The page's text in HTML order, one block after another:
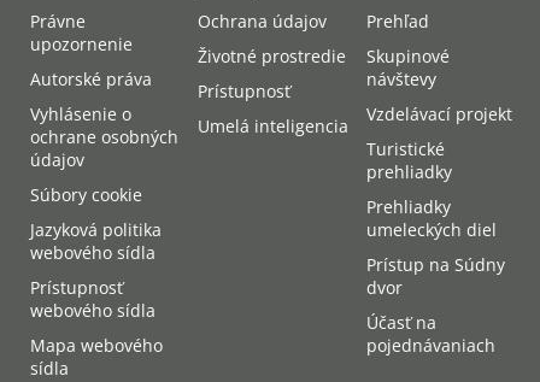
Právne
upozornenie
Autorské práva
Vyhlásenie o
ochrane osobných
údajov
Súbory cookie
Jazyková politika
webového sídla
Prístupnosť
webového sídla
Mapa webového
sídla
Ochrana údajov
Životné prostredie
Prístupnosť
Umelá inteligencia
Prehľad
Skupinové
návštevy
Vzdelávací projekt
Turistické
prehliadky
Prehliadky
umeleckých diel
Prístup na Súdny
dvor
Účasť na
pojednávaniach